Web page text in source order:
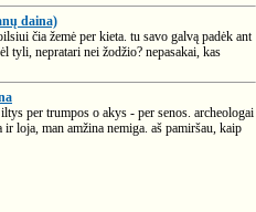
daina)
čia žemė per kieta. tu savo galvą padėk ant
tyli, nepratari nei žodžio? nepasakai, kas
per trumpos o akys - per senos. archeologai
loja, man amžina nemiga. aš pamiršau, kaip